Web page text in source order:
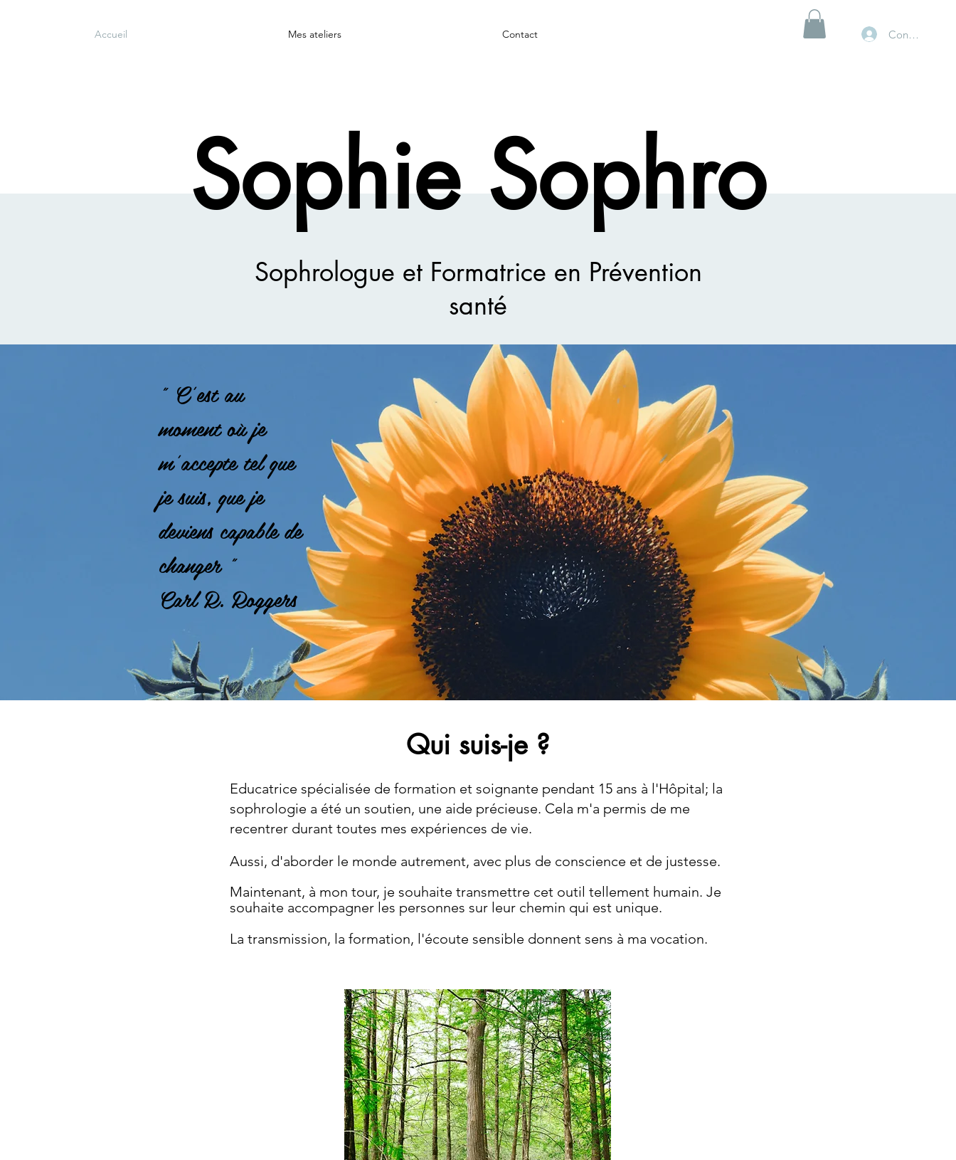
Accueil Mes ateliers Contact Connexion
Sophie Sophro
Sophrologue et Formatrice en Prévention
santé
" C'est au
moment où je
m'accepte tel que
je suis, que je
deviens capable de
changer "
Carl R. Roggers
Qui suis-je ?
Educatrice spécialisée de formation et soignante pendant 15 ans à l'Hôpital; la
sophrologie a été un soutien, une aide précieuse. Cela m'a permis de me
recentrer durant toutes mes expériences de vie.
Aussi, d'aborder le monde autrement, avec plus de conscience et de justesse.
Maintenant, à mon tour, je souhaite transmettre cet outil tellement humain. Je
souhaite accompagner les personnes sur leur chemin qui est unique.
La transmission, la formation, l'écoute sensible donnent sens à ma vocation.